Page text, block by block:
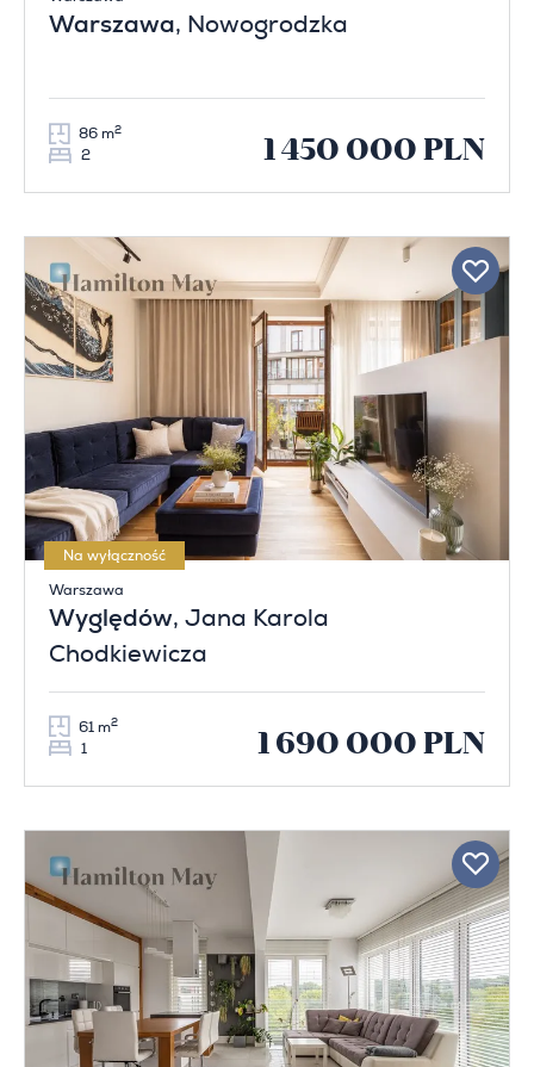
Warszawa, Nowogrodzka
86 m2
2 1 450 000 PLN
Na wyłączność
Warszawa
Wyględów, Jana Karola
Chodkiewicza
61 m2
1 1 690 000 PLN